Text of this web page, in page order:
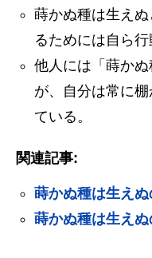
蒔かぬ種は生え
るためには自ら行
他人には「蒔か
が、自分は常に
ている。
関連記事:
蒔かぬ種は生え
蒔かぬ種は生え